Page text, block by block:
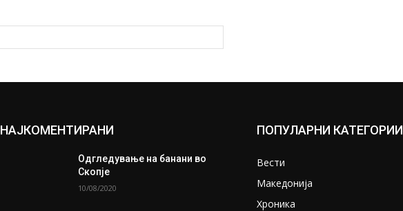
НАЈКОМЕНТИРАНИ
Одгледување на банани во
Скопје
10/08/2020
ПОПУЛАРНИ КАТЕГОРИИ
Вести
Македонија
Хроника